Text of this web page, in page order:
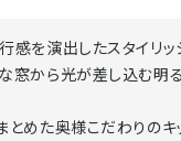
感を演出したスタイリ
窓から光が差し込む明
とめた奥様こだわりのキ